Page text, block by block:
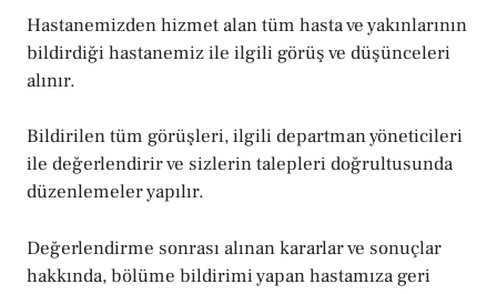
Hastanemizden hizmet alan tüm hasta ve yakınlarının
bildirdiği hastanemiz ile ilgili görüş ve düşünceleri
alınır.
Bildirilen tüm görüşleri, ilgili departman yöneticileri
ile değerlendirir ve sizlerin talepleri doğrultusunda
düzenlemeler yapılır.
Değerlendirme sonrası alınan kararlar ve sonuçlar
hakkında, bölüme bildirimi yapan hastamıza geri